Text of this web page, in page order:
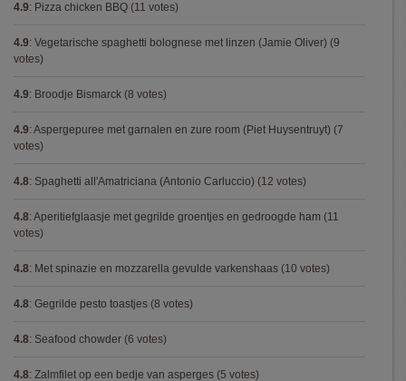
4.9: Pizza chicken BBQ (11 votes)
4.9: Vegetarische spaghetti bolognese met linzen (Jamie Oliver) (9
votes)
4.9: Broodje Bismarck (8 votes)
4.9: Aspergepuree met garnalen en zure room (Piet Huysentruyt) (7
votes)
4.8: Spaghetti all'Amatriciana (Antonio Carluccio) (12 votes)
4.8: Aperitiefglaasje met gegrilde groentjes en gedroogde ham (11
votes)
4.8: Met spinazie en mozzarella gevulde varkenshaas (10 votes)
4.8: Gegrilde pesto toastjes (8 votes)
4.8: Seafood chowder (6 votes)
4.8: Zalmfilet op een bedje van asperges (5 votes)